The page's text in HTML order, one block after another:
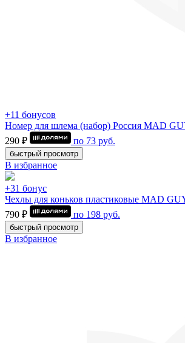
+11 бонусов
Номер для шлема (набор) Россия MAD
290 ₽
по 73 руб.
быстрый просмотр
В избранное
+31 бонус
Чехлы для коньков пластиковые MAD
790 ₽
по 198 руб.
быстрый просмотр
В избранное